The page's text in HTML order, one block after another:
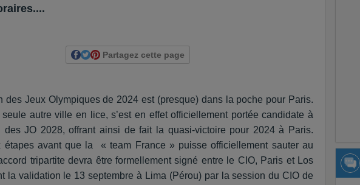
Partagez cette page
des Jeux Olympiques de 2024 est (presque) dans la poche pour Paris.
seule autre ville en lice, s’est en effet officiellement portée candidate à
des JO 2028, offrant ainsi de fait la quasi-victoire pour 2024 à Paris.
étapes avant que la « team France » puisse officiellement sauter au
tripartite devra être formellement signé entre le CIO, Paris et Los
la validation le 13 septembre à Lima (Pérou) par la session du CIO de